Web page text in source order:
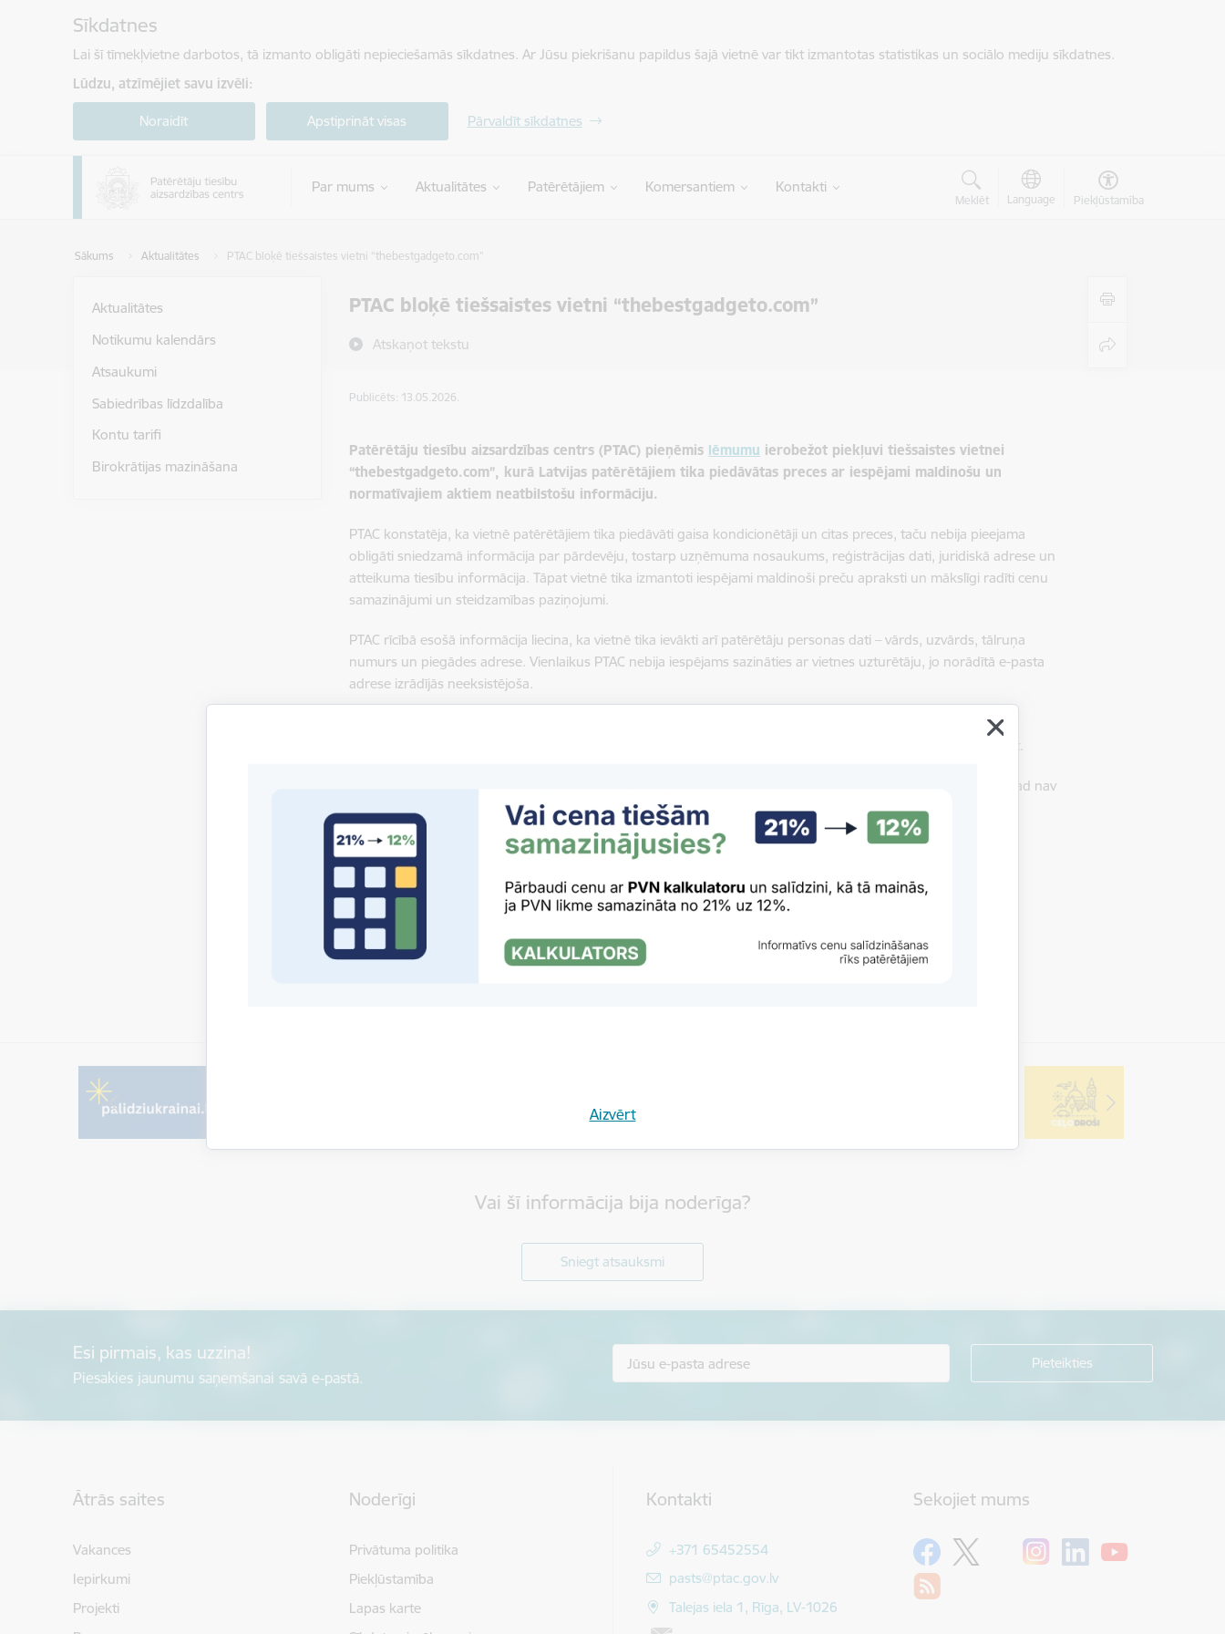
Sīkdatnes
Lai šī tīmekļvietne darbotos, tā izmanto obligāti nepieciešamās sīkdatnes. Ar Jūsu piekrišanu papildus šajā vietnē var tikt izmantotas statistikas un sociālo mediju sīkdatnes.
Lūdzu, atzīmējiet savu izvēli:
Noraidīt Apstiprināt visas Pārvaldīt sīkdatnes
Par mums Aktualitātes Patērētājiem Komersantiem Kontakti
Meklēt Language Piekļūstamība
Sākums Aktualitātes PTAC bloķē tiešsaistes vietni “thebestgadgeto.com”
PTAC bloķē tiešsaistes vietni “thebestgadgeto.com”
Atskaņot tekstu
Aizvērt
Aktualitātes
Notikumu kalendārs
Atsaukumi
Sabiedrības līdzdalība
Kontu tarifi
Birokrātijas mazināšana
Publicēts: 13.05.2026.
Patērētāju tiesību aizsardzības centrs (PTAC) pieņēmis lēmumu ierobežot piekļuvi tiešsaistes vietnei
“thebestgadgeto.com”, kurā Latvijas patērētājiem tika piedāvātas preces ar iespējami maldinošu un
normatīvajiem aktiem neatbilstošu informāciju.
PTAC konstatēja, ka vietnē patērētājiem tika piedāvāti gaisa kondicionētāji un citas preces, taču nebija pieejama
obligāti sniedzamā informācija par pārdevēju, tostarp uzņēmuma nosaukums, reģistrācijas dati, juridiskā adrese un
atteikuma tiesību informācija. Tāpat vietnē tika izmantoti iespējami maldinoši preču apraksti un mākslīgi radīti cenu
samazinājumi un steidzamības paziņojumi.
PTAC rīcībā esošā informācija liecina, ka vietnē tika ievākti arī patērētāju personas dati – vārds, uzvārds, tālruņa
numurs un piegādes adrese. Vienlaikus PTAC nebija iespējams sazināties ar vietnes uzturētāju, jo norādītā e-pasta
adrese izrādījās neeksistējoša.
Izvērtējot lietas apstākļus, PTAC secināja, ka vietnes turpmāka darbība rada būtisku risku Latvijas patērētāju
interesēm un nav pieejami citi efektīvi līdzekļi pārkāpumu novēršanai, tādēļ tika pieņemts lēmums vietni bloķēt.
PTAC aicina patērētājus būt īpaši piesardzīgiem, iepērkoties maz zināmās interneta vietnēs, īpaši gadījumos, kad nav
iespējams identificēt pārdevēju vai nav pieejama pilnīga informācija par distances līguma noteikumiem.
Pirms pirkuma veikšanas ieteicams pārliecināties par vietnes uzticamību un pārdevēja identitāti.
Saistītas tēmas
Aktualitātes: PTAC Lēmumi
Vai šī informācija bija noderīga?
Sniegt atsauksmi
Esi pirmais, kas uzzina!
Piesakies jaunumu saņemšanai savā e-pastā.
Ātrās saites
Vakances
Iepirkumi
Projekti
Noderīgi
Privātuma politika
Piekļūstamība
Lapas karte
Kontakti
+371 65452554
E-pasts:
pasts@ptac.gov.lv
Talejas iela 1, Rīga, LV-1026
Sekojiet mums